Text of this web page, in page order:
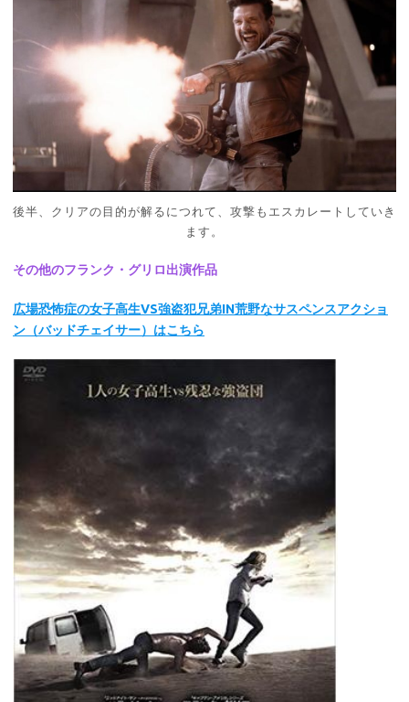
後半、クリアの目的が解るにつれて、攻撃もエスカレートしていき
ます。
その他のフランク・グリロ出演作品
広場恐怖症の女子高生VS強盗犯兄弟IN荒野なサスペンスアクショ
ン（バッドチェイサー）はこちら